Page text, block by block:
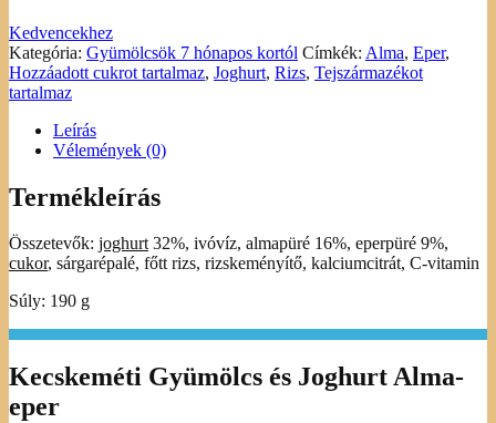
Kedvencekhez
Kategória: Gyümölcsök 7 hónapos kortól Címkék: Alma, Eper,
Hozzáadott cukrot tartalmaz, Joghurt, Rizs, Tejszármazékot
tartalmaz
Leírás
Vélemények (0)
Termékleírás
Összetevők: joghurt32%, ivóvíz, almapüré 16%, eperpüré 9%,
cukor, sárgarépalé, főtt rizs, rizskeményítő, kalciumcitrát, C-vitamin
Súly: 190 g
Kecskeméti Gyümölcs és Joghurt Alma-
eper